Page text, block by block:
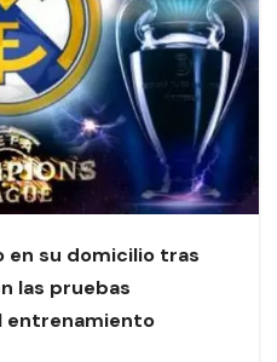
en su domicilio tras
las pruebas
entrenamiento